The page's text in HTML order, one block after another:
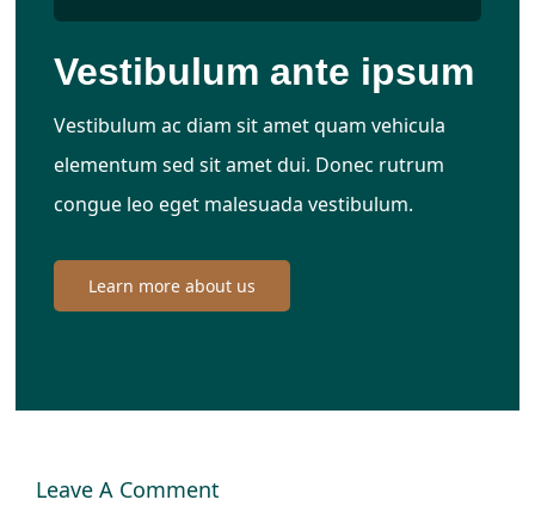
Vestibulum ante ipsum
Vestibulum ac diam sit amet quam vehicula
elementum sed sit amet dui. Donec rutrum
congue leo eget malesuada vestibulum.
Learn more about us
Leave A Comment